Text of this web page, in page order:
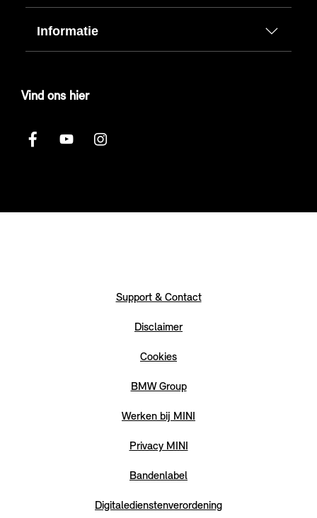
Informatie
Vind ons hier
Support & Contact
Disclaimer
Cookies
BMW Group
Werken bij MINI
Privacy MINI
Bandenlabel
Digitaledienstenverordening